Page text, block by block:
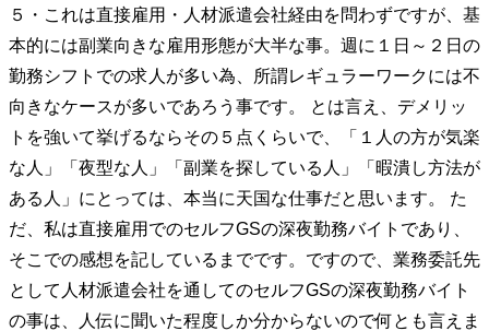
５・これは直接雇用・人材派遣会社経由を問わずですが、基
本的には副業向きな雇用形態が大半な事。週に１日～２日の
勤務シフトでの求人が多い為、所謂レギュラーワークには不
向きなケースが多いであろう事です。 とは言え、デメリッ
トを強いて挙げるならその５点くらいで、「１人の方が気楽
な人」「夜型な人」「副業を探している人」「暇潰し方法が
ある人」にとっては、本当に天国な仕事だと思います。 た
だ、私は直接雇用でのセルフGSの深夜勤務バイトであり、
そこでの感想を記しているまでです。ですので、業務委託先
として人材派遣会社を通してのセルフGSの深夜勤務バイト
の事は、人伝に聞いた程度しか分からないので何とも言えま